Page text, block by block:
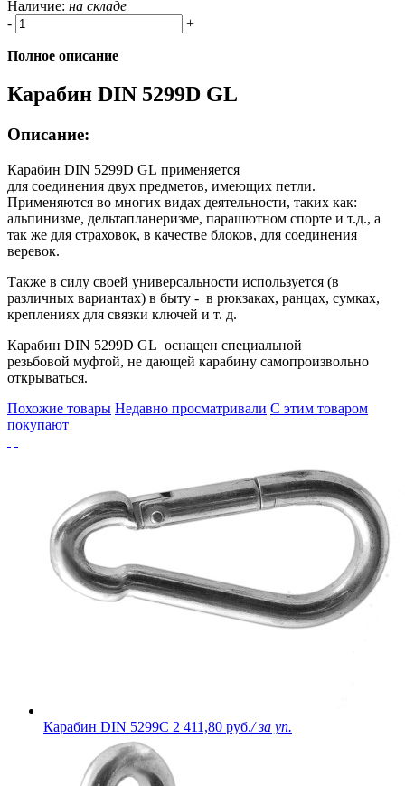
Наличие: на складе
-
+
Полное описание
Карабин DIN 5299D GL
Описание:
Карабин DIN 5299D GL применяется
для соединения двух предметов, имеющих петли.
Применяются во многих видах деятельности, таких как:
альпинизме, дельтапланеризме, парашютном спорте и т.д., а
так же для страховок, в качестве блоков, для соединения
веревок.
Также в силу своей универсальности используется (в
различных вариантах) в быту - в рюкзаках, ранцах, сумках,
креплениях для связки ключей и т. д.
Карабин DIN 5299D GL оснащен специальной
резьбовой муфтой, не дающей карабину самопроизвольно
открываться.
Похожие товары Недавно просматривали С этим товаром
покупают
Карабин DIN 5299C 2 411,80 руб./ за уп.